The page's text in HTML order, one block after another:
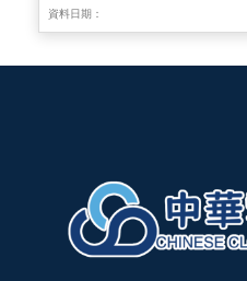
資料日期：